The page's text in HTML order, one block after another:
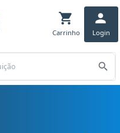
Carrinho Login